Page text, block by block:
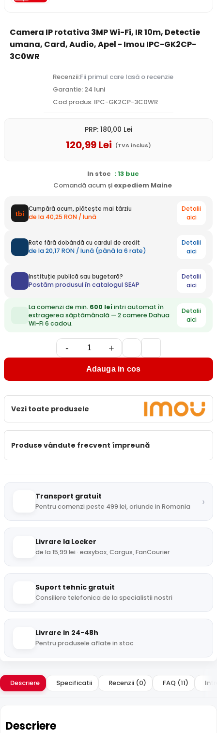
Camera IP rotativa 3MP Wi-Fi, IR 10m, Detectie
umana, Card, Audio, Apel - Imou IPC-GK2CP-
3C0WR
Recenzii:Fii primul care lasă o recenzie
Garantie: 24 luni
Cod produs: IPC-GK2CP-3C0WR
PRP: 180,00 Lei
120,99Lei (TVA inclus)
In stoc : 13 buc
Comandă acum și expediem Maine
Cumpără acum, plătește mai târziu
de la 40,25 RON / lună
Detalii
aici
Rate fără dobândă cu cardul de credit
de la 20,17 RON / lună (până la 6 rate)
Detalii
aici
Instituție publică sau bugetară?
Postăm produsul în catalogul SEAP
Detalii
aici
La comenzi de min. 600 leiintri automat în
extragerea săptămânală — 2 camere Dahua
Wi-Fi 6 cadou.
Detalii
aici
- +
Adauga in cos
Vezi toate produsele
Produse vândute frecvent împreună
Transport gratuit
Pentru comenzi peste 499 lei, oriunde in Romania ›
Livrare la Locker
de la 15,99 lei · easybox, Cargus, FanCourier
Suport tehnic gratuit
Consiliere telefonica de la specialistii nostri
Livrare in 24-48h
Pentru produsele aflate in stoc
Descriere Specificatii Recenzii (0) FAQ (11)
Descriere